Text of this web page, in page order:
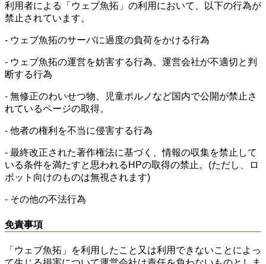
利用者による「ウェブ魚拓」の利用において、以下の行為が
禁止されています。
- ウェブ魚拓のサーバに過度の負荷をかける行為
- ウェブ魚拓の運営を妨害する行為、運営会社が不適切と判
断する行為
- 無修正のわいせつ物、児童ポルノなど国内で公開が禁止さ
れているページの取得。
- 他者の権利を不当に侵害する行為
- 最終改正された著作権法に基づく、情報の収集を禁止して
いる条件を満たすと思われるHPの取得の禁止。(ただし、ロ
ボット向けのものは無視されます)
- その他の不法行為
免責事項
「ウェブ魚拓」を利用したこと又は利用できないことによっ